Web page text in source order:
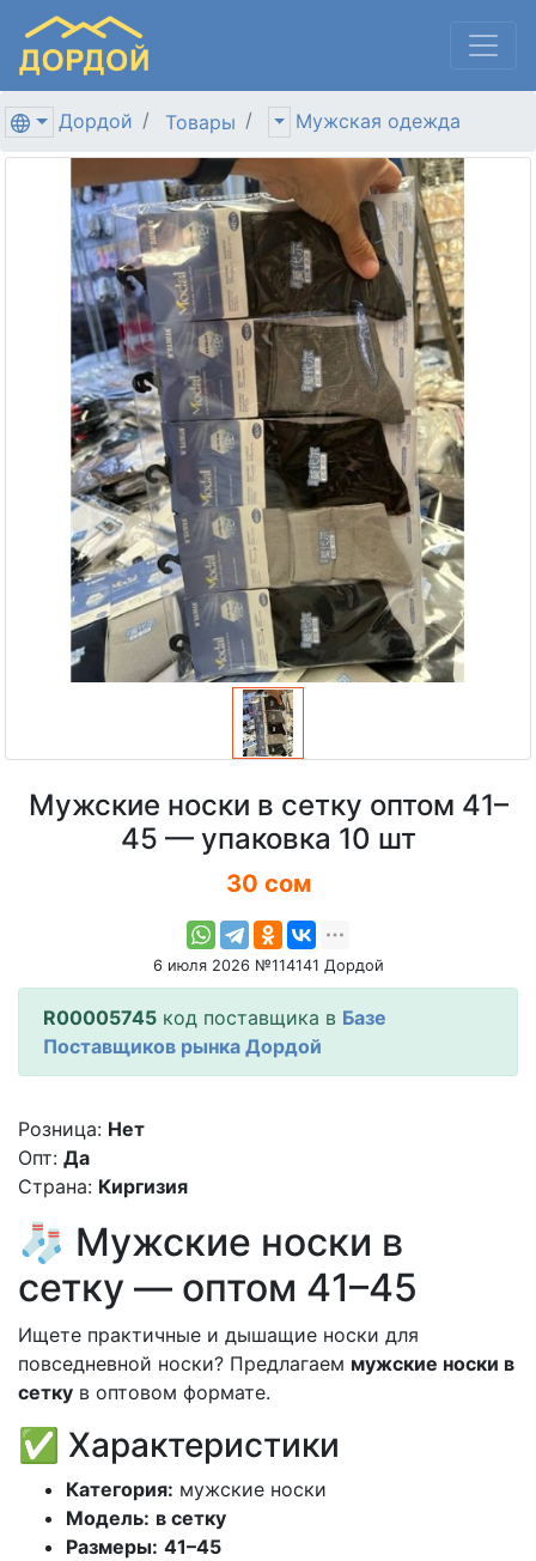
Дордой Товары Мужская одежда
Мужские носки в сетку оптом 41–
45 — упаковка 10 шт
30 сом
6 июля 2026 №114141 Дордой
R00005745 код поставщика в Базе
Поставщиков рынка Дордой
Розница: Нет
Опт: Да
Страна: Киргизия
🧦 Мужские носки в
сетку — оптом 41–45
Ищете практичные и дышащие носки для
повседневной носки? Предлагаем мужские носки в
сетку в оптовом формате.
✅ Характеристики
Категория: мужские носки
Модель: в сетку
Размеры: 41–45